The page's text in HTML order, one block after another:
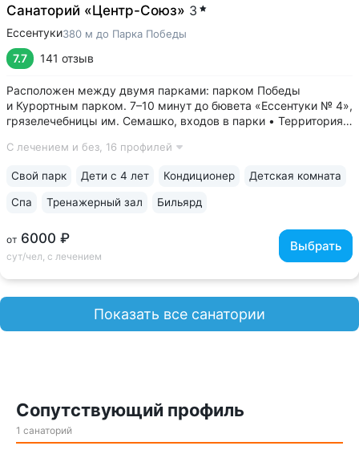
Санаторий «Центр-Союз» 3
Ессентуки380 м до Парка Победы
7.7 141 отзыв
Расположен между двумя парками: парком Победы
и Курортным парком. 7–10 минут до бювета «Ессентуки № 4»,
грязелечебницы им. Семашко, входов в парки • Территория
фонтанами, скульптурами, беседками и уличными
С лечением и без, 16 профилей
от 6000 ₽
сут/чел, с лечением
Выбрать
Свой парк Дети с 4 лет Кондиционер Детская комната
Спа Тренажерный зал Бильярд
Показать все санатории
Сопутствующий профиль
1 санаторий